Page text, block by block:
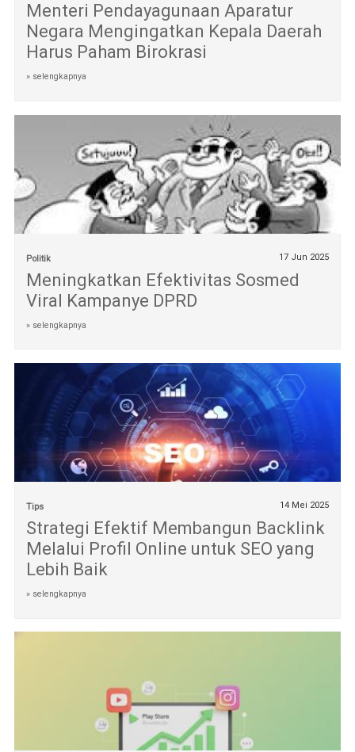
Menteri Pendayagunaan Aparatur
Negara Mengingatkan Kepala Daerah
Harus Paham Birokrasi
» selengkapnya
Politik 17 Jun 2025
Meningkatkan Efektivitas Sosmed
Viral Kampanye DPRD
» selengkapnya
Tips 14 Mei 2025
Strategi Efektif Membangun Backlink
Melalui Profil Online untuk SEO yang
Lebih Baik
» selengkapnya